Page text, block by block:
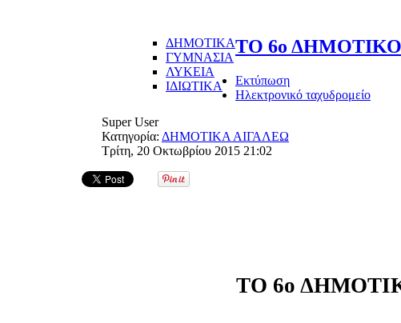
ΔΗΜΟΤΙΚΑ
ΓΥΜΝΑΣΙΑ
ΛΥΚΕΙΑ
ΙΔΙΩΤΙΚΑ
ΤΟ 6ο
Εκτύπωση
Ηλεκτρονικό ταχυδρομείο
Super User
Κατηγορία: ΔΗΜΟΤΙΚΑ ΑΙΓΑΛΕΩ
Τρίτη, 20 Οκτωβρίου 2015 21:02
ΤΟ 6ο